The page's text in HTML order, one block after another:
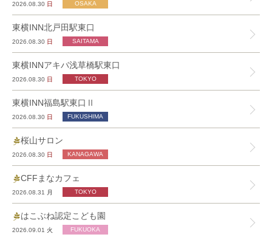
2026.08.30 日
東横INN北戸田駅東口
2026.08.30 日
東横INNアキバ浅草橋駅東口
2026.08.30 日
東横INN福島駅東口Ⅱ
2026.08.30 日
桜山サロン
2026.08.30 日
CFFまなカフェ
2026.08.31 月
はこぶね認定こども園
2026.09.01 火